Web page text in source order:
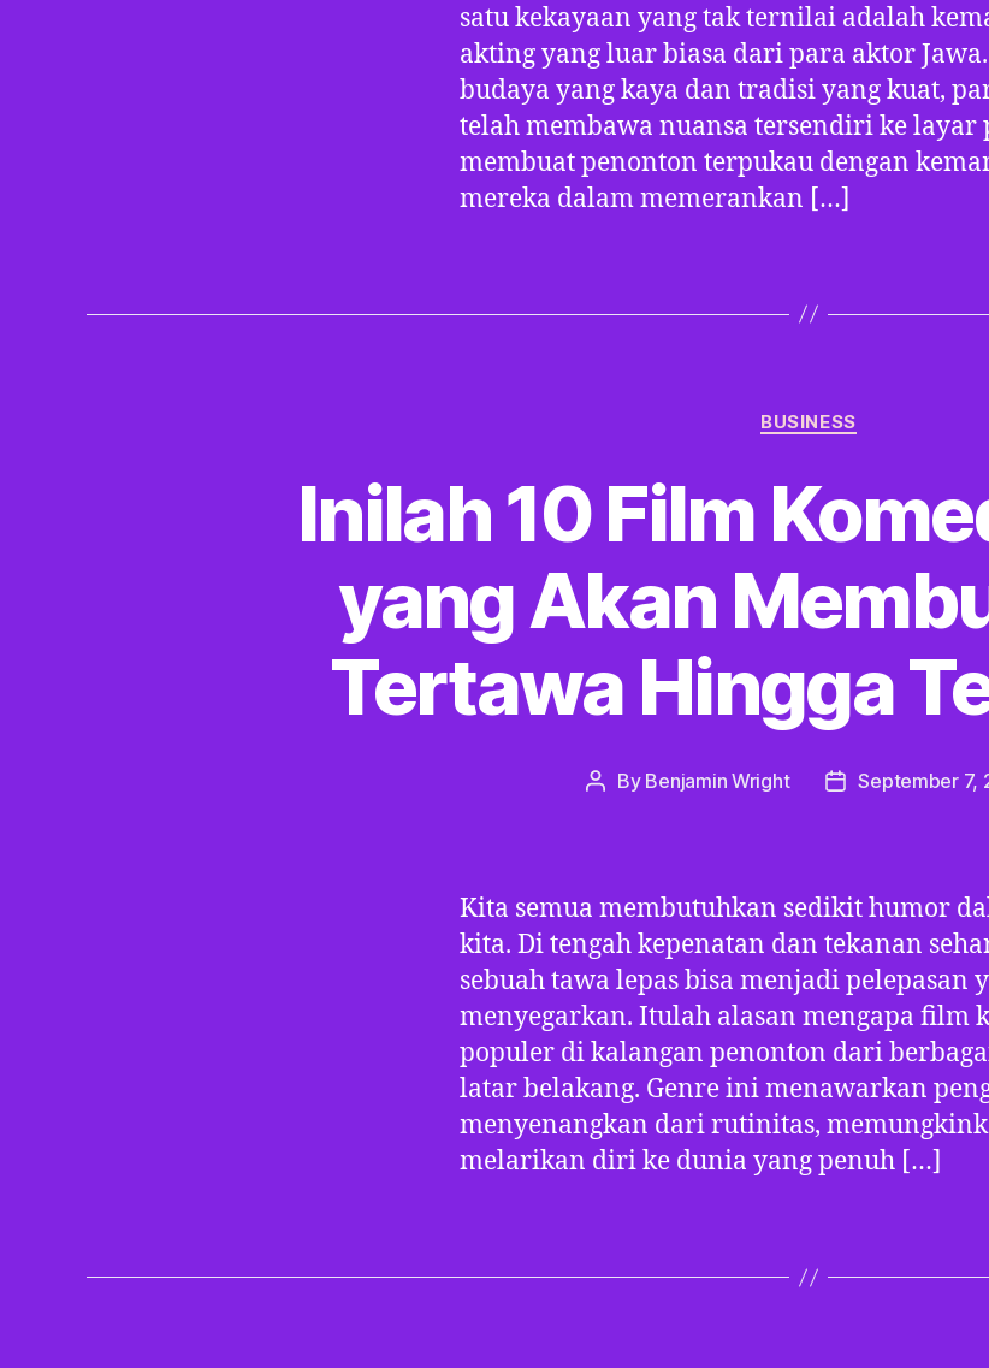
satu kekayaan yang tak ternilai adalah
akting yang luar biasa dari para aktor
budaya yang kaya dan tradisi yang kuat,
telah membawa nuansa tersendiri ke layar
membuat penonton terpukau dengan
mereka dalam memerankan […]
Categories
BUSINESS
Inilah 10 Film
yang Akan
Tertawa Hingga
Post
By Benjamin Wright
PostSeptember 7,
Kita semua membutuhkan sedikit humor
kita. Di tengah kepenatan dan tekanan
sebuah tawa lepas bisa menjadi pelepasan
menyegarkan. Itulah alasan mengapa film
populer di kalangan penonton dari
latar belakang. Genre ini menawarkan
menyenangkan dari rutinitas,
melarikan diri ke dunia yang penuh […]